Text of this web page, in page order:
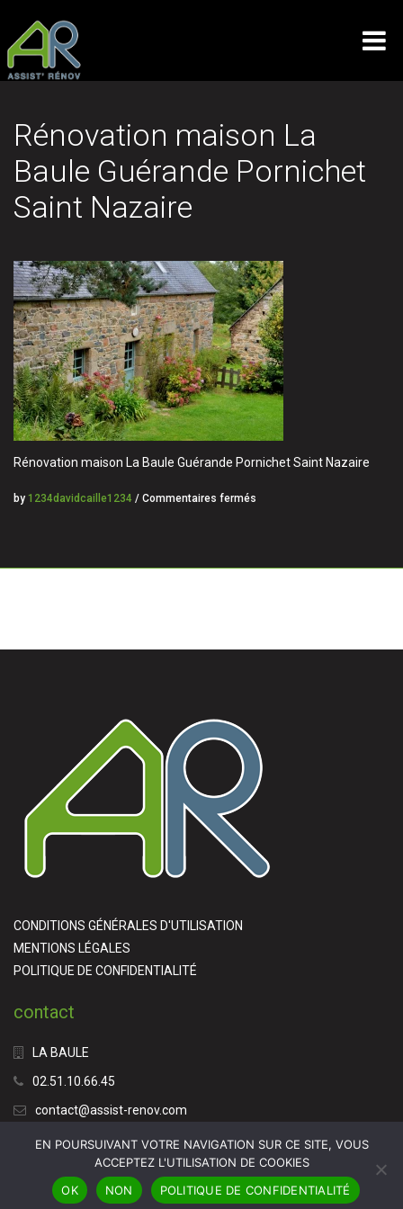
Rénovation maison La
Baule Guérande Pornichet
Saint Nazaire
Rénovation maison La Baule Guérande Pornichet Saint Nazaire
by 1234davidcaille1234 / Commentaires fermés
CONDITIONS GÉNÉRALES D'UTILISATION
MENTIONS LÉGALES
POLITIQUE DE CONFIDENTIALITÉ
contact
LA BAULE
02.51.10.66.45
contact@assist-renov.com
EN POURSUIVANT VOTRE NAVIGATION SUR CE SITE, VOUS
ACCEPTEZ L'UTILISATION DE COOKIES
OK
NON POLITIQUE DE CONFIDENTIALITÉ